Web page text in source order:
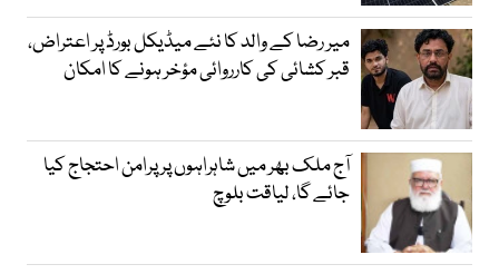
میر رضا کے والد کا نئے میڈیکل بورڈ پر اعتراض،
قبر کشائی کی کارروائی مؤخر ہونے کا امکان
آج ملک بھر میں شاہراہوں پر پرامن احتجاج کیا
جائے گا، لیاقت بلوچ